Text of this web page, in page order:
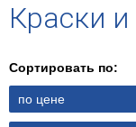
Краски и
Сортировать по:
по цене